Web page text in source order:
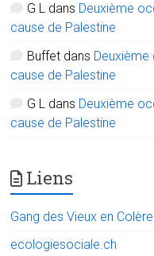
G L dans Deuxième
cause de Palestine
Buffet dans
cause de Palestine
G L dans Deuxième
cause de Palestine
Liens
Gang des Vieux en Colère
ecologiesociale.ch